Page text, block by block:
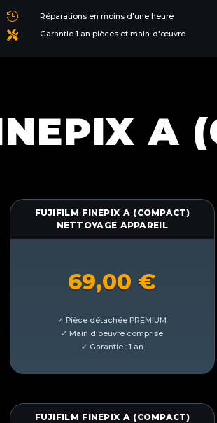
 Réparations en moins d'une heure
 Garantie 1 an pièces et main-d'œuvre
A
FUJIFILM FINEPIX A (COMPACT)
NETTOYAGE APPAREIL
69,00 €
FUJIFILM FINEPIX A (COMPACT)